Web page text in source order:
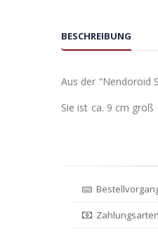
BESCHREIBUNG
Aus der “Nendoroid
Sie ist ca. 9 cm
Zahlungsarten